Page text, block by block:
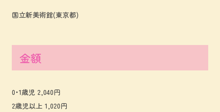
国立新美術館(東京都)
金額
0･1歳児 2,040円
2歳児以上 1,020円